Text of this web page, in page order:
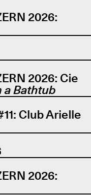
2026:
2026: Cie
a Bathtub
Club Arielle
2026: